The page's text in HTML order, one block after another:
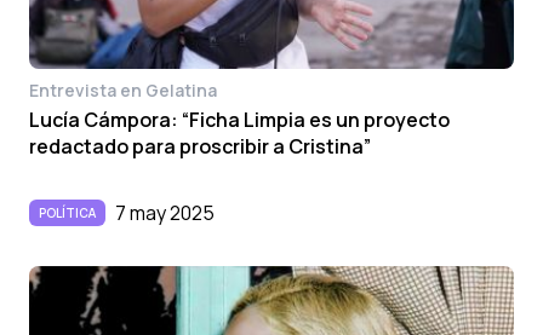
Entrevista en Gelatina
Lucía Cámpora: “Ficha Limpia es un proyecto
redactado para proscribir a Cristina”
POLÍTICA 7 may 2025